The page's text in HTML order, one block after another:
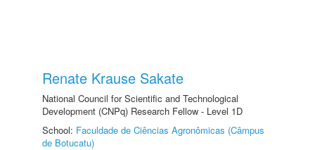
Renate Krause Sakate
National Council for Scientific and Technological
Development (CNPq) Research Fellow - Level 1D
School: Faculdade de Ciências Agronômicas (Câmpus
de Botucatu)